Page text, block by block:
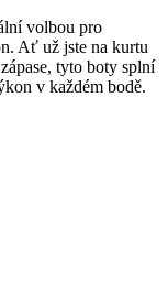
volbou pro
Ať už jste na kurtu
tyto boty splní
v každém bodě.